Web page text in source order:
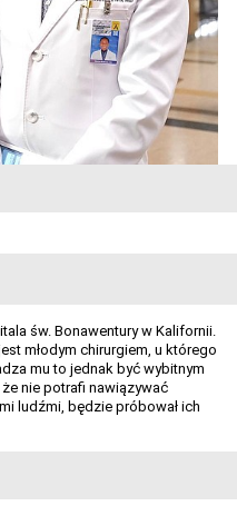
św. Bonawentury w Kalifornii.
młodym chirurgiem, u którego
mu to jednak być wybitnym
nie potrafi nawiązywać
ludźmi, będzie próbował ich